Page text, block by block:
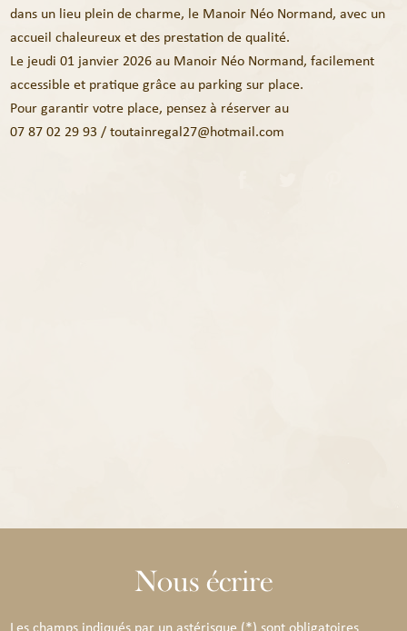
dans un lieu plein de charme, le Manoir Néo Normand, avec un
accueil chaleureux et des prestation de qualité.
Le jeudi 01 janvier 2026 au Manoir Néo Normand, facilement
accessible et pratique grâce au parking sur place.
Pour garantir votre place, pensez à réserver au
07 87 02 29 93 / toutainregal27@hotmail.com
Nous écrire
Les champs indiqués par un astérisque (*) sont obligatoires